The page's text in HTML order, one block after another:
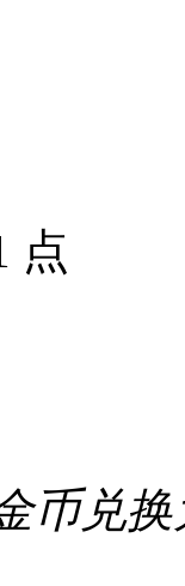
点
币兑